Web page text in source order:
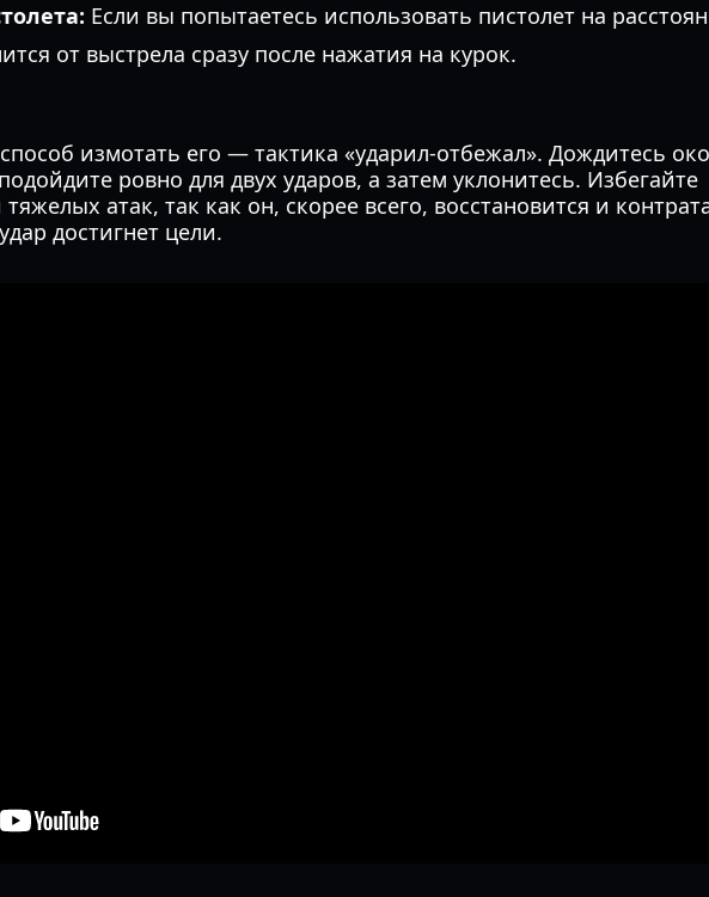
Если вы попытаетесь использовать пистолет на
от выстрела сразу после нажатия на курок.
измотать его — тактика «ударил-отбежал». Дождитесь
ровно для двух ударов, а затем уклонитесь. Избегайте
атак, так как он, скорее всего, восстановится и
достигнет цели.